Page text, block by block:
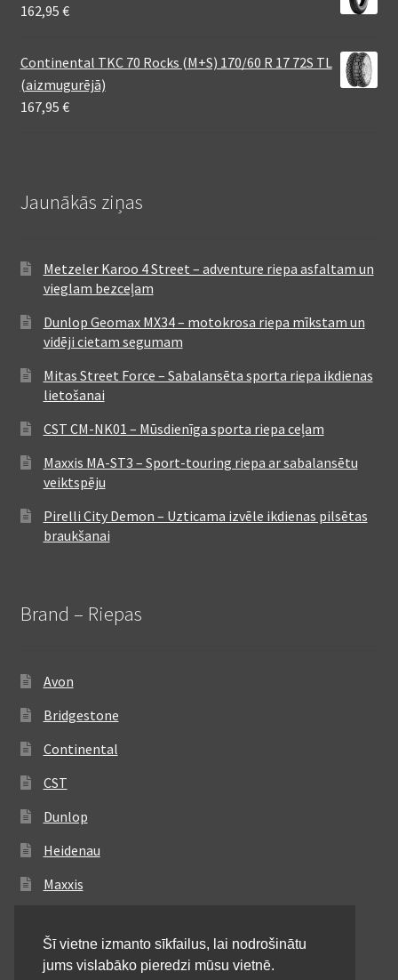
162,95 €
Continental TKC 70 Rocks (M+S) 170/60 R 17 72S TL
(aizmugurējā)
167,95 €
Jaunākās ziņas
Metzeler Karoo 4 Street – adventure riepa asfaltam un
vieglam bezceļam
Dunlop Geomax MX34 – motokrosa riepa mīkstam un
vidēji cietam segumam
Mitas Street Force – Sabalansēta sporta riepa ikdienas
lietošanai
CST CM-NK01 – Mūsdienīga sporta riepa ceļam
Maxxis MA-ST3 – Sport-touring riepa ar sabalansētu
veiktspēju
Pirelli City Demon – Uzticama izvēle ikdienas pilsētas
braukšanai
Brand – Riepas
Avon
Bridgestone
Continental
CST
Dunlop
Heidenau
Maxxis
Michelin
Šī vietne izmanto sīkfailus, lai nodrošinātu
jums vislabāko pieredzi mūsu vietnē.